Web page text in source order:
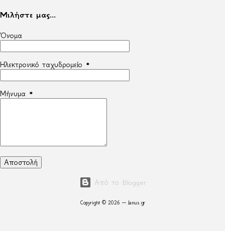
Μιλήστε μας...
Όνομα
Ηλεκτρονικό ταχυδρομείο *
Μήνυμα *
Από το Blogger
Copyright © 2026 — Janus.gr